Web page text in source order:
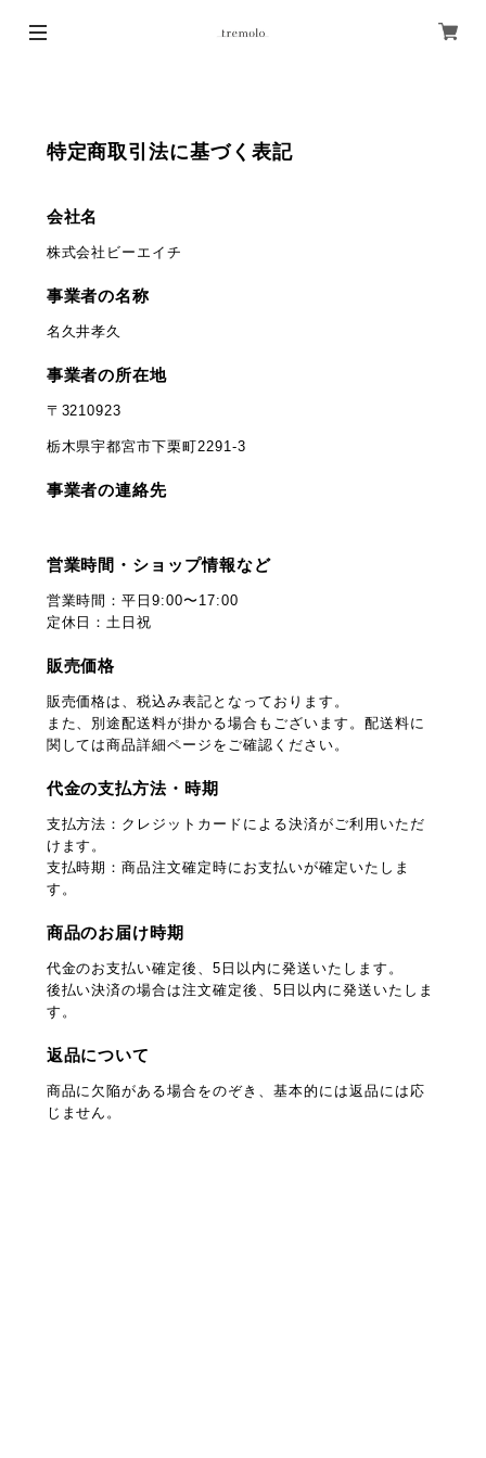
特定商取引法に基づく表記
会社名
株式会社ビーエイチ
事業者の名称
名久井孝久
事業者の所在地
〒3210923
栃木県宇都宮市下栗町2291-3
事業者の連絡先
営業時間・ショップ情報など
営業時間：平日9:00〜17:00
定休日：土日祝
販売価格
販売価格は、税込み表記となっております。
また、別途配送料が掛かる場合もございます。配送料に
関しては商品詳細ページをご確認ください。
代金の支払方法・時期
支払方法：クレジットカードによる決済がご利用いただ
けます。
支払時期：商品注文確定時にお支払いが確定いたしま
す。
商品のお届け時期
代金のお支払い確定後、5日以内に発送いたします。
後払い決済の場合は注文確定後、5日以内に発送いたしま
す。
返品について
商品に欠陥がある場合をのぞき、基本的には返品には応
じません。